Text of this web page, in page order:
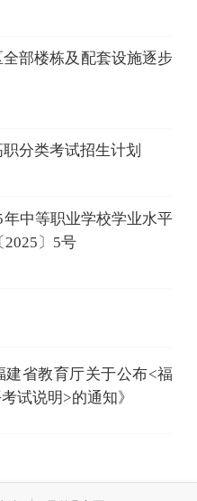
部楼栋及配套设施逐步
分类考试招生计划
中等职业学校学业水平
〕5号
省教育厅关于公布<福
试说明>的通知》